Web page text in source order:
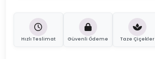
Hızlı Teslimat Güvenli Ödeme Taze Çiçekler